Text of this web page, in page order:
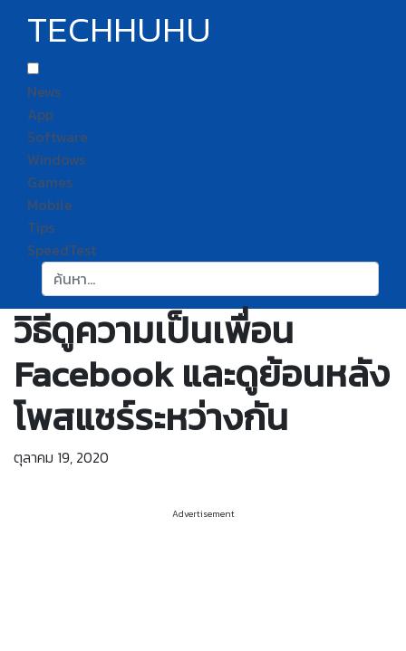
TECHHUHU
News
App
Software
Windows
Games
Mobile
Tips
SpeedTest
ค้นหา:
วิธีดูความเป็นเพื่อน
Facebook และดูย้อนหลัง
โพสแชร์ระหว่างกัน
ตุลาคม 19, 2020
Advertisement